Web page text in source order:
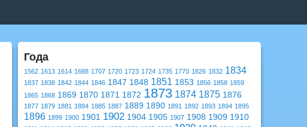
Года
1562 1613 1614 1688 1707 1720 1723 1724 1735 1770 1826 1832 1834
1837 1838 1842 1844 1846 1847 1848 1851 1853 1856 1858 1859
1865 1868 1869 1870 1871 1872 1873 1874 1875 1876
1877 1879 1881 1884 1885 1887 1889 1890 1891 1892 1893 1894 1895
1896 1899 1900 1901 1902 1904 1905 1907 1908 1909 1910